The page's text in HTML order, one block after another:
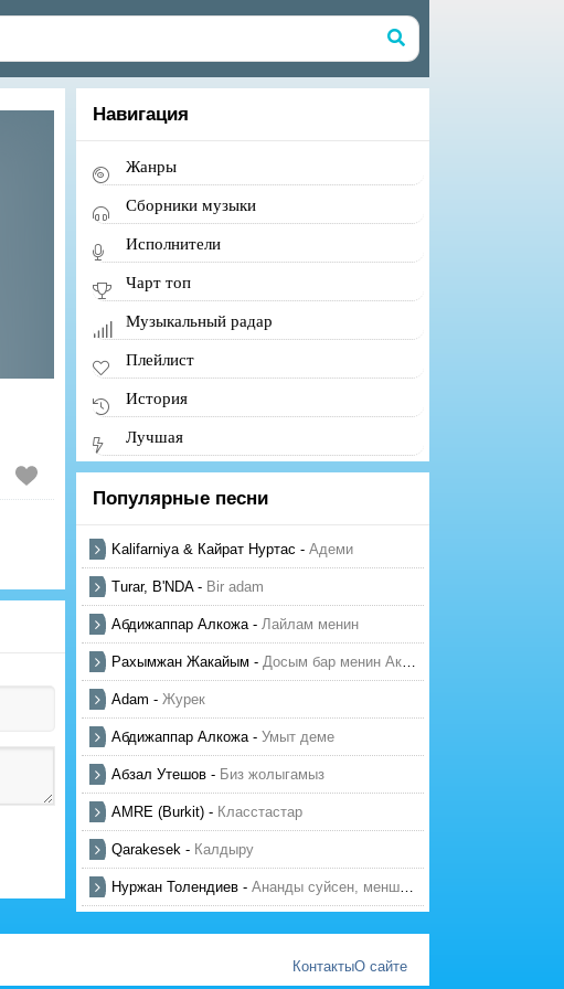
Навигация
Жанры
Сборники музыки
Исполнители
Чарт топ
Музыкальный радар
Плейлист
История
Лучшая
Популярные песни
Kalifarniya & Кайрат Нуртас - Адеми
Turar, B'NDA- Bir adam
Абдижаппар Алкожа- Лайлам менин
Рахымжан Жакайым - Досым бар менин Актауда
Adam - Журек
Абдижаппар Алкожа- Умыт деме
Абзал Утешов - Биз жолыгамыз
AMRE (Burkit) - Класстастар
Qarakesek - Калдыру
Нуржан Толендиев - Ананды суйсен, менше суй
КонтактыО сайте